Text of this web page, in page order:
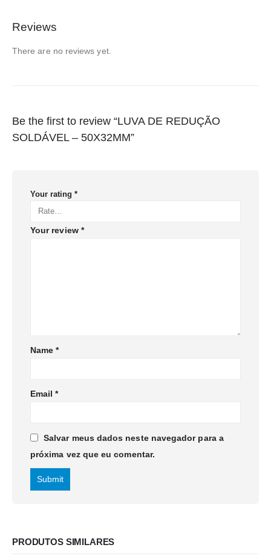
Reviews
There are no reviews yet.
Be the first to review “LUVA DE REDUÇÃO
SOLDÁVEL – 50X32MM”
Your rating *
Your review *
Name*
Email*
Salvar meus dados neste navegador para a
próxima vez que eu comentar.
PRODUTOS SIMILARES